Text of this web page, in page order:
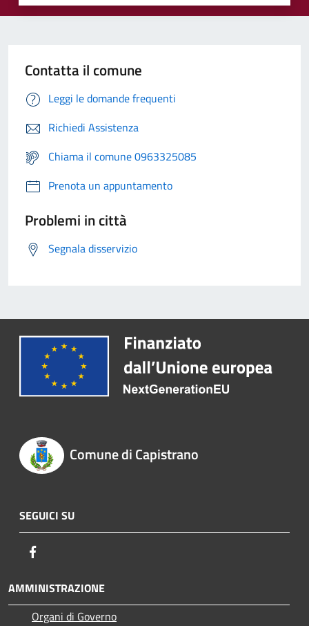
Contatta il comune
Leggi le domande frequenti
Richiedi Assistenza
Chiama il comune 0963325085
Prenota un appuntamento
Problemi in città
Segnala disservizio
Comune di Capistrano
SEGUICI SU
AMMINISTRAZIONE
Organi di Governo